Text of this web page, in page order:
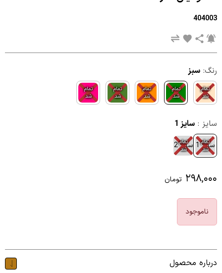
404003
رنگ: سبز
تمام
شد
تمام
شد
تمام
شد
تمام
شد
تمام
شد
سایز : سایز 1
سایز 1
تمام
شد
سایز 2
تمام
شد
۲۹۸,۰۰۰ تومان
ناموجود
درباره محصول